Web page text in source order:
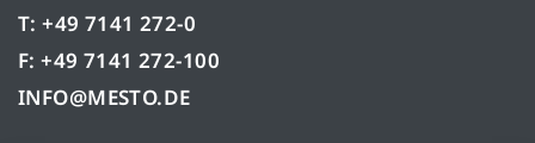
T: +49 7141 272-0
F: +49 7141 272-100
INFO@MESTO.DE